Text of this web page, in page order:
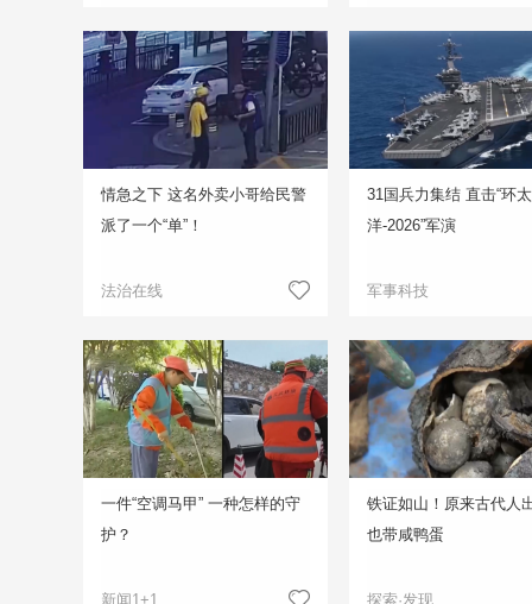
情急之下 这名外卖小哥给民警
派了一个“单”！
法治在线
31国兵力集结 直击“环
洋-2026”军演
军事科技
一件“空调马甲” 一种怎样的守
护？
新闻1+1
铁证如山！原来古代人
也带咸鸭蛋
探索·发现